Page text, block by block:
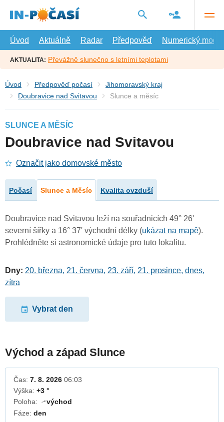
hlavní
Úvod
Aktuálně Radar Předpověď Numerický model
AKTUALITA: Převážně slunečno s letními teplotami
Úvod Předpověď počasí
Jihomoravský kraj
Doubravice nad Svitavou
Slunce a měsíc
SLUNCE A MĚSÍC
Doubravice nad Svitavou
Označit jako domovské město
Počasí Slunce a Měsíc Kvalita ovzduší
Doubravice nad Svitavou leží na souřadnicích 49° 26'
severní šířky a 16° 37' východní délky (ukázat na mapě).
Prohlédněte si astronomické údaje pro tuto lokalitu.
Dny: 20. března, 21. června, 23. září, 21. prosince, dnes,
zítra
Vybrat den
Východ a západ Slunce
Čas: 7. 8. 2026 06:03
Výška: +3 °
Poloha:
↓východ
Fáze: den